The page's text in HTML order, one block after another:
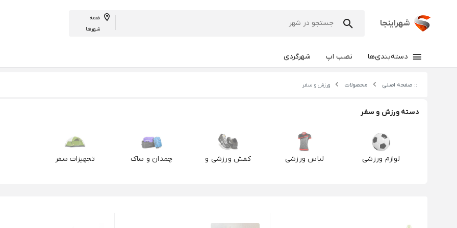
شهراینجا
همه
شهرها
دسته‌بندی‌ها نصب اپ شهرگردی
:: صفحه اصلی محصولات ورزش و سفر
دسته ورزش و سفر
لوازم ورزشی لباس ورزشی
کفش ورزشی و
چمدان و ساک تجهیزات سفر